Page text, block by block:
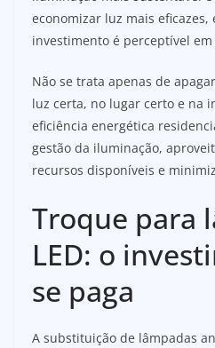
economizar luz mais
investimento é perceptível
Não se trata apenas de
luz certa, no lugar certo e na
eficiência energética
gestão da iluminação,
recursos disponíveis e
Troque para
LED: o
se paga
A substituição de lâmpadas